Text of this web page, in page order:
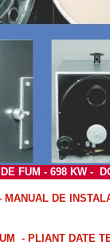
FUM - 698 KW -
DE
- PLIANT DATE